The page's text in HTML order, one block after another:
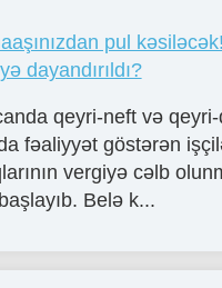
pul
dayandırıldı?
qeyri-neft və
fəaliyyət göstərən
vergiyə cəlb
Belə k...